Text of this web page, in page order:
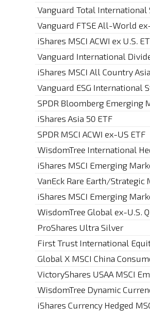
Vanguard Total International
Vanguard FTSE All-World
iShares MSCI ACWI ex U.S.
Vanguard International
iShares MSCI All Country
Vanguard ESG International
SPDR Bloomberg Emerging
iShares Asia 50 ETF
SPDR MSCI ACWI ex-US ETF
WisdomTree International
iShares MSCI Emerging
VanEck Rare Earth/Strategic
iShares MSCI Emerging
WisdomTree Global ex-U.S.
ProShares Ultra Silver
First Trust International
Global X MSCI China
VictoryShares USAA MSCI
WisdomTree Dynamic
iShares Currency Hedged